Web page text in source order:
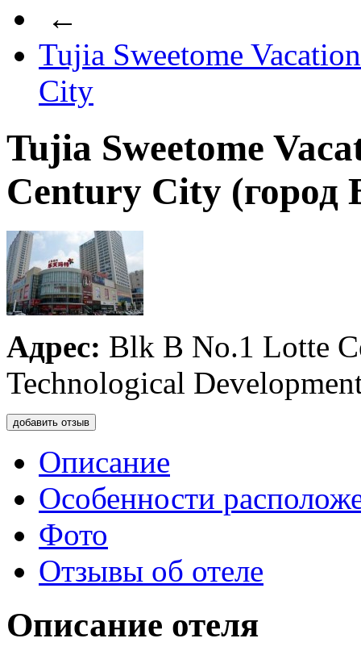
←
Tujia Sweetome
City
Tujia Sweetome
Century City (город
Адрес: Blk B No.1 Lotte
Technological
добавить отзыв
Описание
Особенности
Фото
Отзывы об отеле
Описание отеля